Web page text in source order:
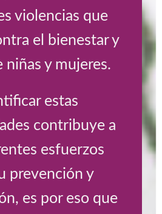
violencias que
el bienestar y
niñas y mujeres.
estas
contribuye a
esfuerzos
prevención y
es por eso que